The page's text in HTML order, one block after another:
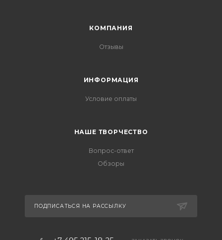
КОМПАНИЯ
Отзывы
ИНФОРМАЦИЯ
Условие оплаты
НАШЕ ТВОРЧЕСТВО
Вопрос-ответ
Обзоры
ПОДПИСАТЬСЯ НА РАССЫЛКУ